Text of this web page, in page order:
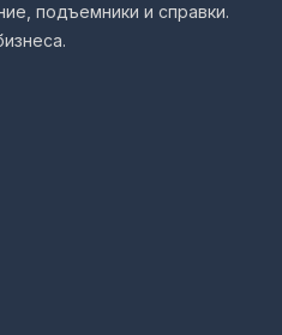
подъемники и справки.